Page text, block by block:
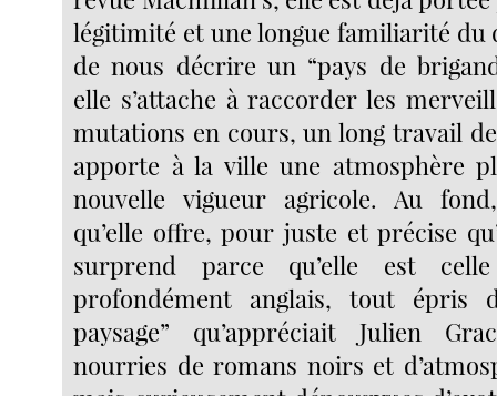
légitimité et une longue familiarité du
de nous décrire un “pays de
elle s’attache à raccorder les
mutations en cours, un long travail
apporte à la ville une atmosphère
nouvelle vigueur agricole. Au
qu’elle offre, pour juste et précise
surprend parce qu’elle est
profondément anglais, tout épris
paysage” qu’appréciait Julien
nourries de romans noirs et